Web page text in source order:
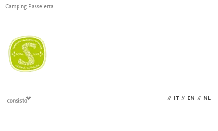
Camping Passeiertal
// IT // EN // NL